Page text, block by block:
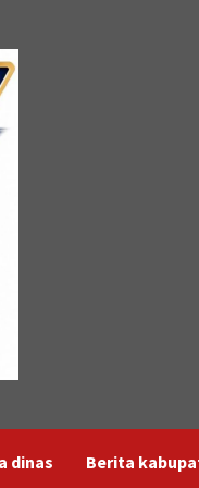
dinas Berita